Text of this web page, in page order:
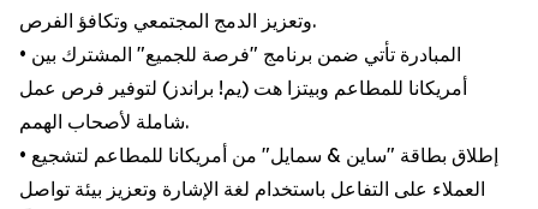
وتعزيز الدمج المجتمعي وتكافؤ الفرص.
• المبادرة تأتي ضمن برنامج "فرصة للجميع" المشترك بين
أمريكانا للمطاعم وبيتزا هت (يم! براندز) لتوفير فرص عمل
شاملة لأصحاب الهمم.
• إطلاق بطاقة "ساين & سمايل" من أمريكانا للمطاعم لتشجيع
العملاء على التفاعل باستخدام لغة الإشارة وتعزيز بيئة تواصل